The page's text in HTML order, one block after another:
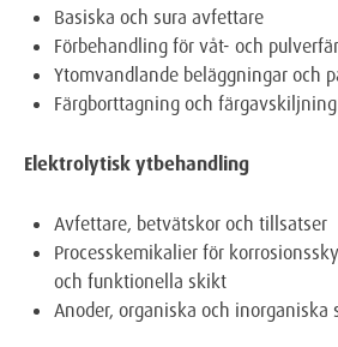
Basiska och sura avfettare
Förbehandling för våt- och
Ytomvandlande beläggningar och
Färgborttagning och färgavskiljning
Elektrolytisk ytbehandling
Avfettare, betvätskor och tillsatser
Processkemikalier för
och funktionella skikt
Anoder, organiska och inorganiska